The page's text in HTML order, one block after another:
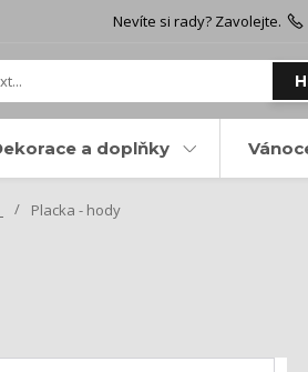
Nevíte si rady? Zavolejte.
a doplňky
Placka - hody